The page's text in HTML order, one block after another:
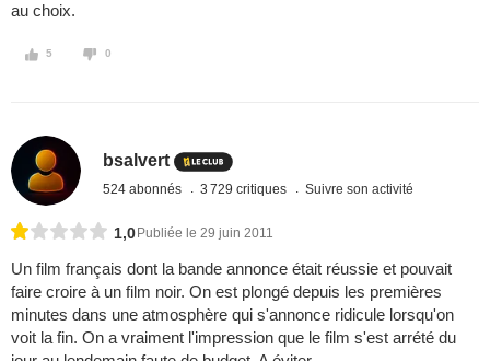
au choix.
5 0
bsalvert
524 abonnés 3 729 critiques Suivre son activité
1,0 Publiée le 29 juin 2011
Un film français dont la bande annonce était réussie et pouvait
faire croire à un film noir. On est plongé depuis les premières
minutes dans une atmosphère qui s'annonce ridicule lorsqu'on
voit la fin. On a vraiment l'impression que le film s'est arrété du